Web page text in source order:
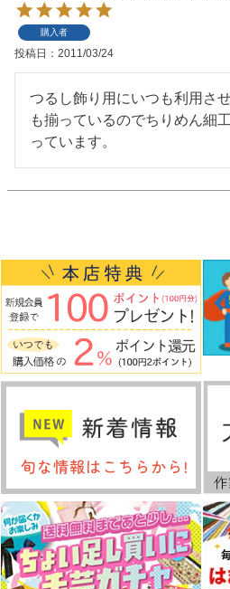
購入者
投稿日 2011/03/24
つるし飾り用にいつも利用さ
も揃っているのでちりめん細
っています。